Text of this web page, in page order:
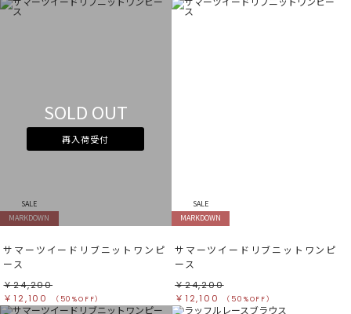
SOLD OUT
再入荷受付
SALE
MARKDOWN
サマーツイードリブニットワンピ
ース
￥24,200
￥12,100
（50%OFF）
SALE
MARKDOWN
サマーツイードリブニットワンピ
ース
￥24,200
￥12,100
（50%OFF）